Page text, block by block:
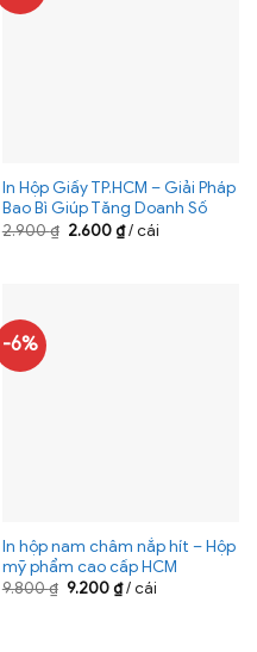
In Hộp Giấy TP.HCM – Giải Pháp
Bao Bì Giúp Tăng Doanh Số
2.900₫ Giá
2.600₫Giá
hiện
/ cái
-6%
In hộp nam châm nắp hít – Hộp
mỹ phẩm cao cấp HCM
9.800₫ Giá
9.200₫Giá
hiện
/ cái